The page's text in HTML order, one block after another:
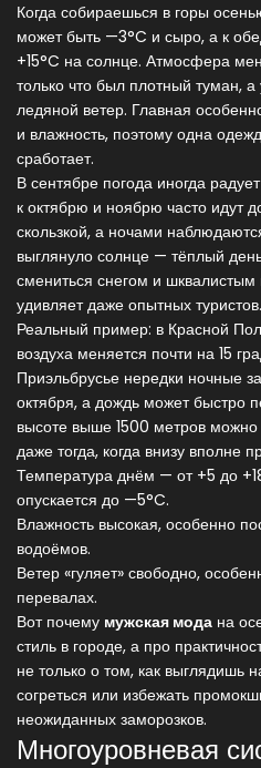
Когда собираешься в горы
может быть —3°C и сыро, а к
+15°C на солнце. Атмосфера
только что был плотный туман,
ледяной ветер. Главная
и влажность, поэтому одна
сработает.
В сентябре погода иногда
к октябрю и ноябрю часто идут
скользкой, а ночами
выглянуло солнце — тёплый
смениться снегом и
удивляет даже опытных туристов.
Реальный пример: в Красной
воздуха меняется почти на 15
Приэльбрусье нередки ночные
октября, а дождь может быстро
высоте выше 1500 метров
даже тогда, когда внизу вполне
Температура днём — от +5 до
опускается до —5°C.
Влажность высокая, особенно
водоёмов.
Ветер «гуляет» свободно,
перевалах.
Вот почему мужская мода на
стиль в городе, а про
не только о том, как выглядишь
согреться или избежать
неожиданных заморозков.
Многоуровневая